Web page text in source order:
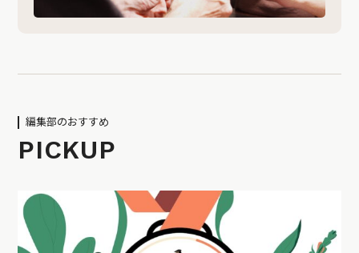
編集部のおすすめ
PICKUP